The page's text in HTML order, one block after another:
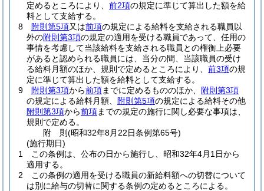
定めるところにより、 前2項の規定に準じて算出した額を給
料として支給する。
8
附則第5項又は前項の規定による給料を支給される職員以
外の附則第3項の規定の適用を受ける職員であって、任用の
事情を考慮して当該給料を支給される職員との権衡上必要
があると認められる職員には、当分の間、当該職員の受け
る給料月額のほか、規則で定めるところにより、 前3項の規
定に準じて算出した額を給料として支給する。
9
附則第3項から前項までに定めるもののほか、
附則第3項
の規定による給料月額、
附則第5項の規定による給料その他
附則第3項から前項までの規定の施行に関し必要な事項は、
規則で定める。
附 則(昭和32年8月22日条例第65号)
(施行期日)
1
この条例は、公布の日から施行し、昭和32年4月1日から
適用する。
2
この条例の適用を受ける職員の新給料額への切替について
は別に給与の切替に関する条例の定めるところによる。